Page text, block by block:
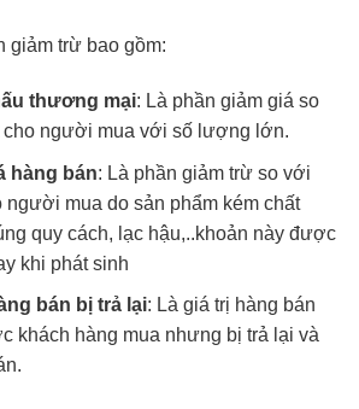
giảm trừ bao gồm:
thương mại: Là phần giảm giá so
cho người mua với số lượng lớn.
hàng bán: Là phần giảm trừ so với
người mua do sản phẩm kém chất
quy cách, lạc hậu,..khoản này được
khi phát sinh
bán bị trả lại: Là giá trị hàng bán
khách hàng mua nhưng bị trả lại và